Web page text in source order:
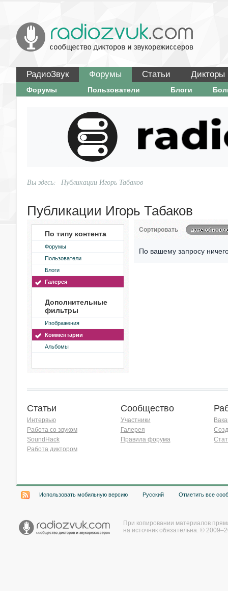
РадиоЗвук Форумы Статьи Дикторы
Форумы Пользователи Блоги
Вы здесь: Публикации Игорь Табаков
Публикации Игорь Табаков
По типу контента
Форумы
Пользователи
Блоги
Галерея
Дополнительные
фильтры
Изображения
Комментарии
Альбомы
Сортировать дате
По вашему запросу
Статьи
Интервью
Работа со звуком
SoundHack
Работа диктором
Сообщество
Участники
Галерея
Правила форума
Использовать мобильную версию Русский Отметить все
При копировании материалов
на источник обязательна. ©